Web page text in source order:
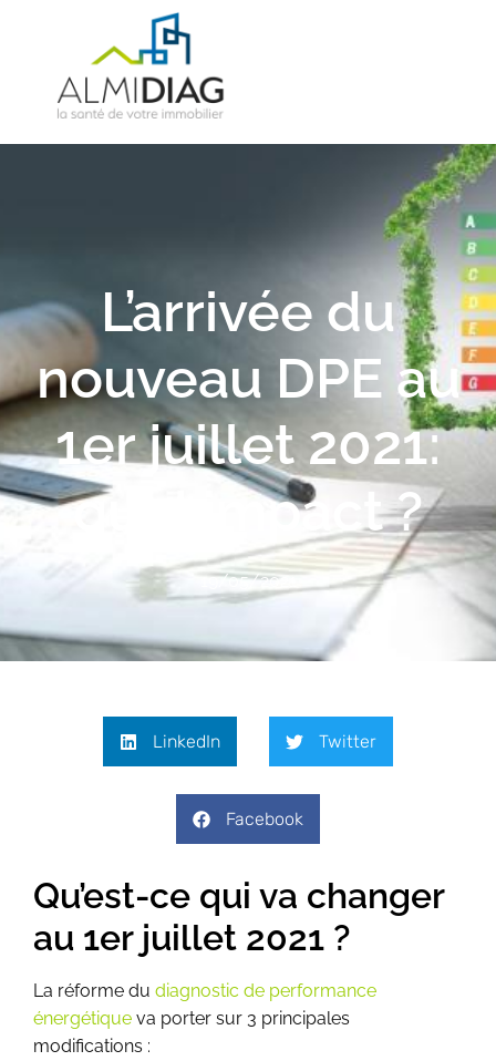
L’arrivée du
nouveau DPE au
1er juillet 2021:
quel impact ?
19/05/2021
LinkedIn Twitter
Facebook
Qu’est-ce qui va changer
au 1er juillet 2021 ?
La réforme du diagnostic de performance
énergétique va porter sur 3 principales
modifications :